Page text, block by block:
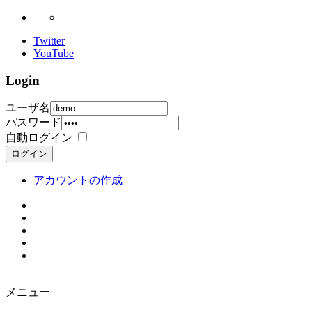
Twitter
YouTube
Login
ユーザ名
パスワード
自動ログイン
ログイン
アカウントの作成
メニュー